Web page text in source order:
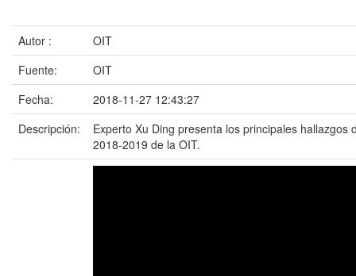
Autor :
OIT
Fuente:
OIT
Fecha:
2018-11-27 12:43:27
Descripción:
Experto Xu Ding presenta los principales hallazgos
2018-2019 de la OIT.